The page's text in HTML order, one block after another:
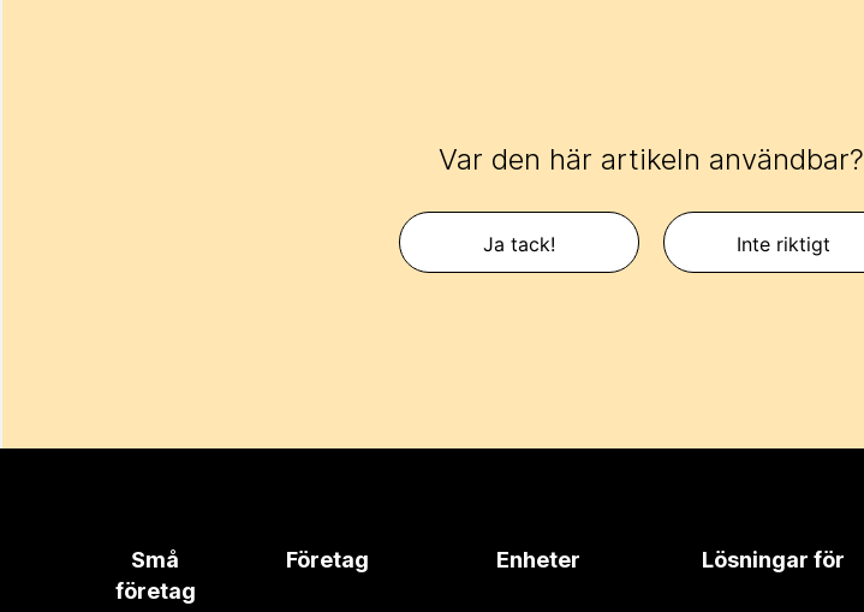
Var den här artikeln användbar?
Ja tack! Inte riktigt
Små
företag
Företag Enheter Lösningar för